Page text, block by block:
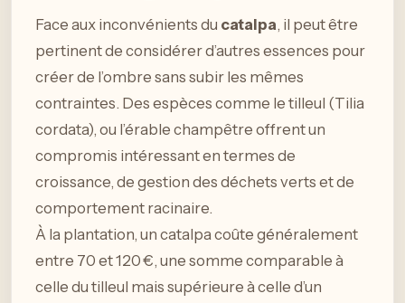
Face aux inconvénients du catalpa, il peut être
pertinent de considérer d’autres essences pour
créer de l’ombre sans subir les mêmes
contraintes. Des espèces comme le tilleul (Tilia
cordata), ou l’érable champêtre offrent un
compromis intéressant en termes de
croissance, de gestion des déchets verts et de
comportement racinaire.
À la plantation, un catalpa coûte généralement
entre 70 et 120 €, une somme comparable à
celle du tilleul mais supérieure à celle d’un